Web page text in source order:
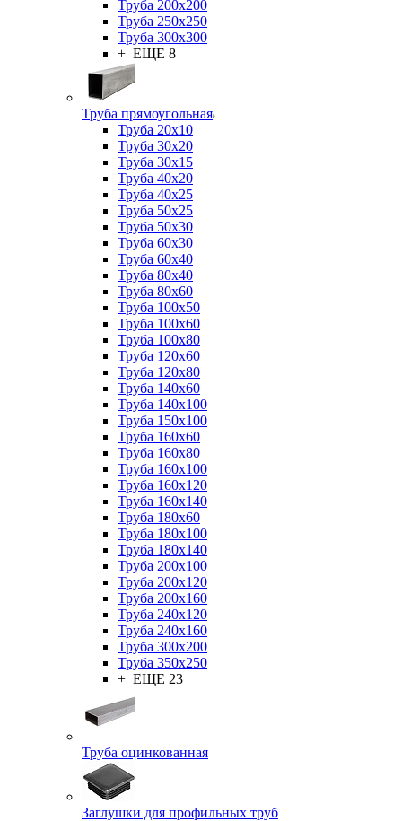
Труба 200x200
Труба 250x250
Труба 300x300
+ ЕЩЕ 8
Труба прямоугольная
Труба 20x10
Труба 30x20
Труба 30x15
Труба 40x20
Труба 40x25
Труба 50x25
Труба 50x30
Труба 60x30
Труба 60x40
Труба 80x40
Труба 80x60
Труба 100x50
Труба 100x60
Труба 100x80
Труба 120x60
Труба 120x80
Труба 140x60
Труба 140x100
Труба 150x100
Труба 160x60
Труба 160x80
Труба 160x100
Труба 160x120
Труба 160x140
Труба 180x60
Труба 180x100
Труба 180x140
Труба 200x100
Труба 200x120
Труба 200x160
Труба 240x120
Труба 240x160
Труба 300x200
Труба 350x250
+ ЕЩЕ 23
Труба оцинкованная
Заглушки для профильных труб